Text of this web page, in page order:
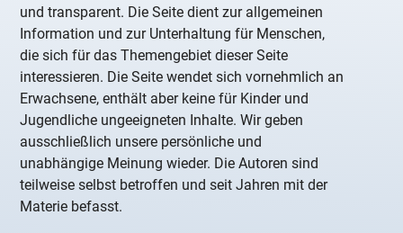
und transparent. Die Seite dient zur allgemeinen
Information und zur Unterhaltung für Menschen,
die sich für das Themengebiet dieser Seite
interessieren. Die Seite wendet sich vornehmlich an
Erwachsene, enthält aber keine für Kinder und
Jugendliche ungeeigneten Inhalte. Wir geben
ausschließlich unsere persönliche und
unabhängige Meinung wieder. Die Autoren sind
teilweise selbst betroffen und seit Jahren mit der
Materie befasst.